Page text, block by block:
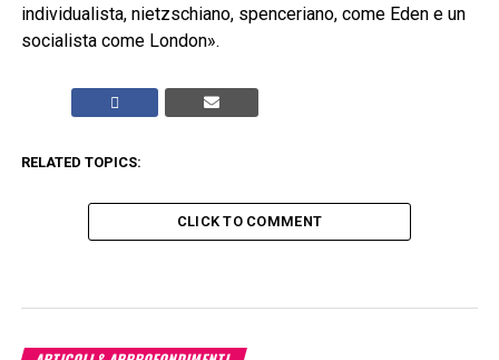
individualista, nietzschiano, spenceriano, come Eden e un
socialista come London».
RELATED TOPICS:
CLICK TO COMMENT